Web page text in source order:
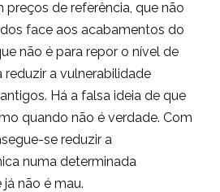
de referência, que não
face aos acabamentos do
não é para repor o nível de
reduzir a vulnerabilidade
Há a falsa ideia de que
quando não é verdade. Com
se reduzir a
numa determinada
não é mau.